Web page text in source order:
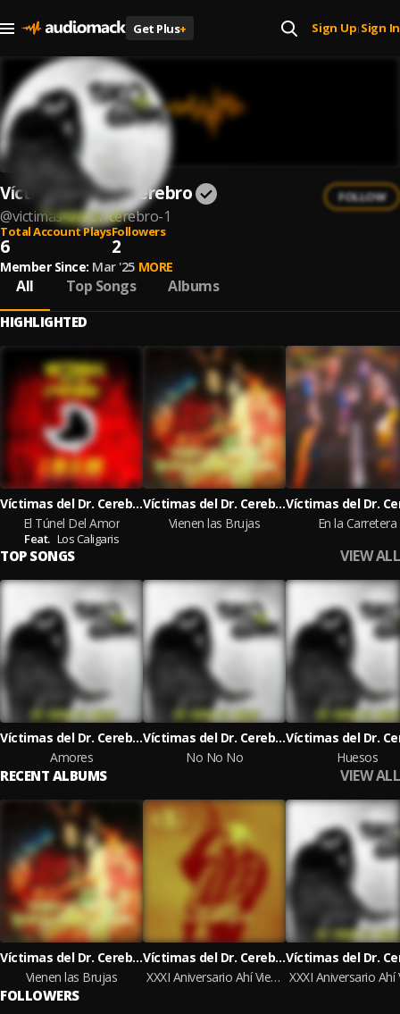
Get Plus+ Sign Up| Sign In
Víctimas del Dr. Cerebro
@victimas-del-dr-cerebro-1
FOLLOW
Total Account Plays
6
Followers
2
Member Since: Mar '25 MORE
All Top Songs Albums
HIGHLIGHTED
Víctimas del Dr. Cerebro
El Túnel Del Amor
Feat. Los Caligaris
Víctimas del Dr. Cerebro
Vienen las Brujas
En la Carretera
TOP SONGS VIEW ALL
Víctimas del Dr. Cerebro
Amores
Víctimas del Dr. Cerebro
No No No
Huesos
RECENT ALBUMS VIEW ALL
Víctimas del Dr. Cerebro
Vienen las Brujas
Víctimas del Dr. Cerebro
XXXI Aniversario Ahí Vienen las Brujas (Vol 4)
FOLLOWERS